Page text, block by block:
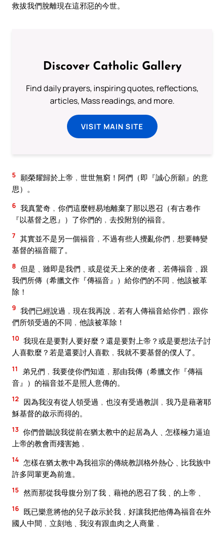
救拔我們脫離現在這邪惡的今世。
Discover Catholic Gallery
Find daily prayers, inspiring quotes, reflections,
articles, Mass readings, and more.
VISIT MAIN SITE
5 願榮耀歸於上帝﹐世世無窮！阿們（即『誠心所願』的意
思）。
6 我真驚奇﹐你們這麼輕易地離棄了那以恩召（有古卷作
『以基督之恩』）了你們的﹐去投附別的福音。
7 其實並不是另一個福音﹐不過有些人攪亂你們﹐想要轉變
基督的福音罷了。
8 但是﹑雖即是我們﹑或是從天上來的使者﹑若傳福音﹑跟
我們所傳（希臘文作『傳福音』）給你們的不同﹐他該被革
除！
9 我們已經說過﹐現在我再說﹐若有人傳福音給你們﹐跟你
們所領受過的不同﹐他該被革除！
10 我現在是要對人要好麼？還是要對上帝？或是要想法子討
人喜歡麼？若是還要討人喜歡﹐我就不要基督的僕人了。
11
弟兄們﹐我要使你們知道﹐那由我傳（希臘文作『傳福
音』）的福音並不是照人意傳的。
12
因為我沒有從人領受過﹐也沒有受過教訓﹐我乃是藉著耶
穌基督的啟示而得的。
13 你們曾聽說我從前在猶太教中的起居為人﹑怎樣極力逼迫
上帝的教會而殘害她﹐
14 怎樣在猶太教中為我祖宗的傳統教訓格外熱心﹑比我族中
許多同輩更為前進。
15 然而那從我母腹分別了我﹑藉衪的恩召了我﹑的上帝﹑
16 既已樂意將他的兒子啟示於我﹐好讓我把他傳為福音在外
國人中間﹐立刻地﹑我沒有跟血肉之人商量﹐